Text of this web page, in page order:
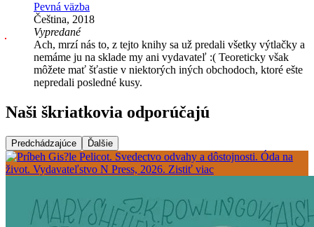
Pevná väzba
Čeština, 2018
Vypredané
Ach, mrzí nás to, z tejto knihy sa už predali všetky výtlačky a
nemáme ju na sklade my ani vydavateľ :( Teoreticky však
môžete mať šťastie v niektorých iných obchodoch, ktoré ešte
nepredali posledné kusy.
Naši škriatkovia odporúčajú
Predchádzajúce Ďalšie